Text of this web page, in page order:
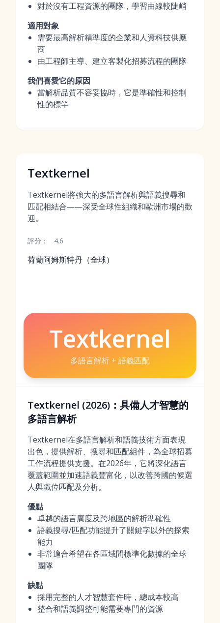
對於沒有工程資源的團隊，學習曲線較陡峭
適用對象
需要最高解析精準度的企業和人資科技供應
商
由工程師主導、建立客製化招募流程的團隊
我們喜愛它的原因
當解析品質不容妥協時，它是準確性和控制
性的標竿
Textkernel
Textkernel將強大的多語言解析與語義搜尋和
匹配相結合——深受全球性組織和歐洲市場的歡
迎。
評分： 4.6
荷蘭阿姆斯特丹（全球）
Textkernel
多語言解析 + 語義匹配
Textkernel (2026)：具備人才智慧的
多語言解析
Textkernel在多語言解析和語義技術方面表現
出色，提供解析、搜尋和匹配組件，為全球招募
工作流程提供支援。在2026年，它將深化語言
覆蓋範圍並加速語義豐富化，以改善跨國的候選
人與職位匹配及分析。
優點
卓越的語言廣度及跨地區的解析準確性
語義搜尋/匹配功能提升了關鍵字以外的探索
能力
非常適合希望在各區域間標準化數據的全球
團隊
缺點
採用完整的人才智慧套件時，總成本較高
整合和語義調整可能需要專門的資源